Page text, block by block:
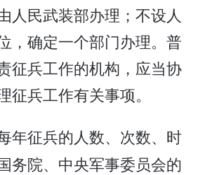
人民武装部办理；不设人
，确定一个部门办理。普
征兵工作的机构，应当协
征兵工作有关事项。
年征兵的人数、次数、时
务院、中央军事委员会的